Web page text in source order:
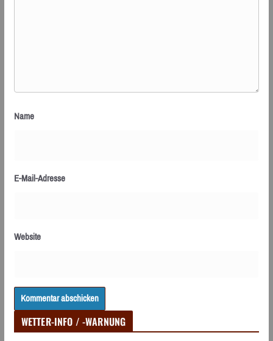
Name
E-Mail-Adresse
Website
WETTER-INFO / -WARNUNG